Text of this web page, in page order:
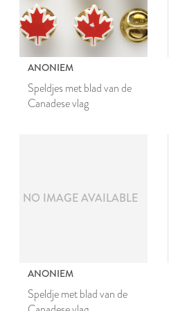
ANONIEM
Speldjes met blad van de
Canadese vlag
NO IMAGE AVAILABLE
ANONIEM
Speldje met blad van de